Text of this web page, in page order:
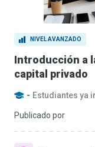
NIVEL AVANZADO
Introducción a
capital privado
- Estudiantes ya
Publicado por